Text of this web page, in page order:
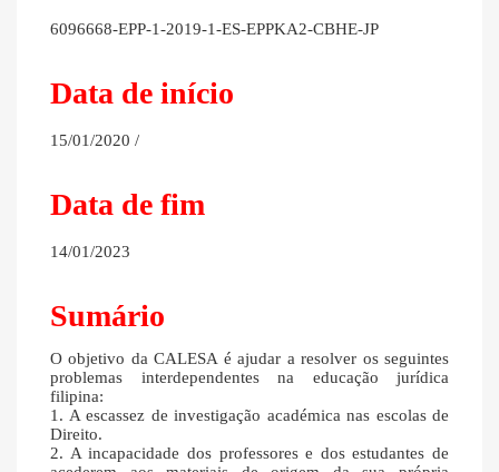
6096668-EPP-1-2019-1-ES-EPPKA2-CBHE-JP
Data de início
15/01/2020 /
Data de fim
14/01/2023
Sumário
O objetivo da CALESA é ajudar a resolver os seguintes
problemas interdependentes na educação jurídica
filipina:
1. A escassez de investigação académica nas escolas de
Direito.
2. A incapacidade dos professores e dos estudantes de